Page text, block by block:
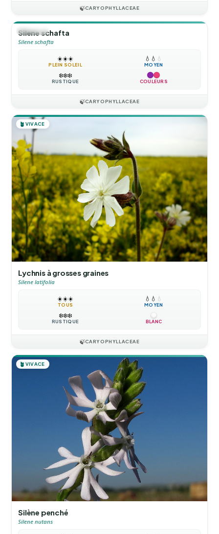
🍃CARYOPHYLLACEAE
🪴VIVACE
Silene schafta
Silene schafta
☀️☀️☀️
PLEIN SOLEIL
💧 💧 💧
MOYEN
❄️❄️❄️
RUSTIQUE COULEURS
🍃CARYOPHYLLACEAE
🪴 VIVACE
Lychnis à grosses graines
Silene latifolia
☀️☀️☀️
TOUS
💧 💧 💧
MOYEN
❄️❄️❄️
RUSTIQUE BLANC
🍃CARYOPHYLLACEAE
🪴 VIVACE
Silène penché
Silene nutans